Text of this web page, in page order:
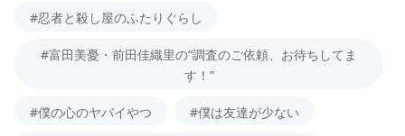
#忍者と殺し屋のふたりぐらし
#富田美憂・前田佳織里の“調査のご依頼、お待ちしてま
す！”
#僕の心のヤバイやつ #僕は友達が少ない